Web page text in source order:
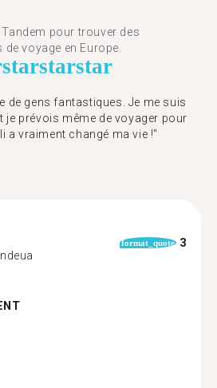
pour trouver des
voyage en Europe.
starstarstar
de gens fantastiques. Je me suis
je prévois même de voyager pour
a vraiment changé ma vie !"
format_quote 3